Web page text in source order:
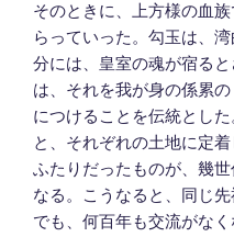
そのときに、上方様の血
らっていった。勾玉は、
分には、皇室の魂が宿る
は、それを我が身の係累
につけることを伝統とし
と、それぞれの土地に定
ふたりだったものが、幾
なる。こうなると、同じ
でも、何百年も交流がな